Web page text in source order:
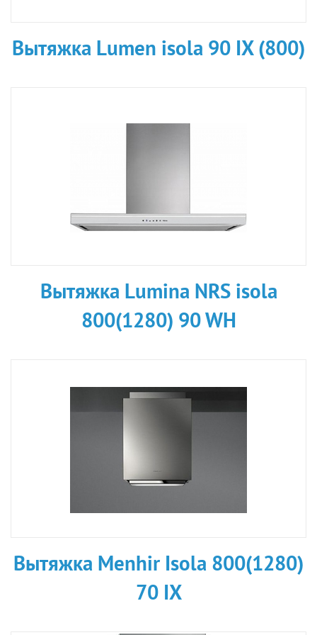
Вытяжка Lumen isola 90 IX (800)
Вытяжка Lumina NRS isola
800(1280) 90 WH
Вытяжка Menhir Isola 800(1280)
70 IX